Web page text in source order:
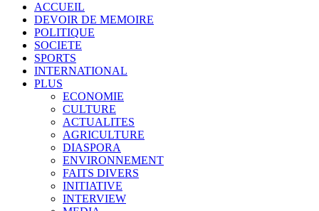
ACCUEIL
DEVOIR DE MEMOIRE
POLITIQUE
SOCIETE
SPORTS
INTERNATIONAL
PLUS
ECONOMIE
CULTURE
ACTUALITES
AGRICULTURE
DIASPORA
ENVIRONNEMENT
FAITS DIVERS
INITIATIVE
INTERVIEW